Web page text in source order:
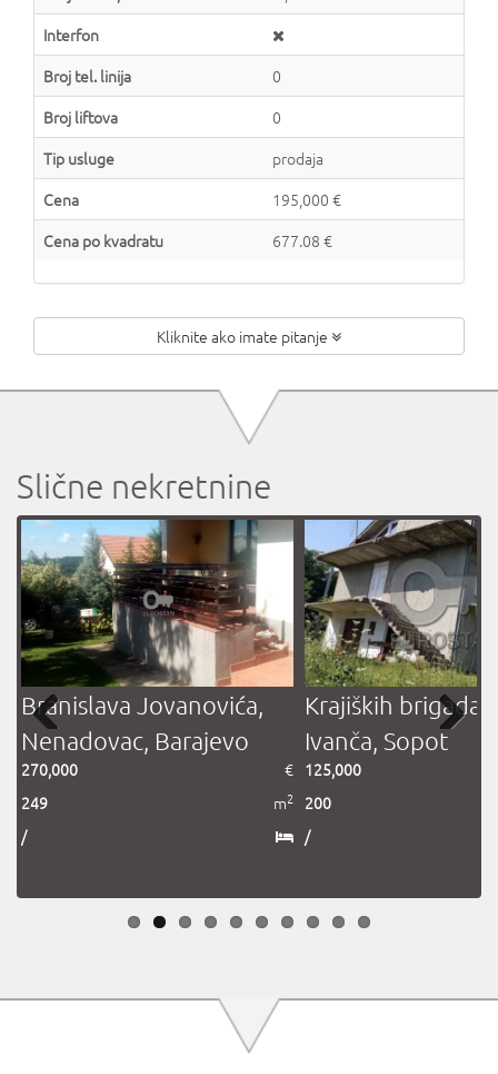
Interfon
Broj tel. linija
0
Broj liftova
0
Tip usluge
prodaja
Cena
195,000 €
Cena po kvadratu
677.08 €
Kliknite ako imate pitanje
Slične nekretnine
Branislava Jovanovića,
Nenadovac, Barajevo
270,000
€
249
m2
/
Krajiških brigada,
Ivanča, Sopot
125,000
200
/
Previous